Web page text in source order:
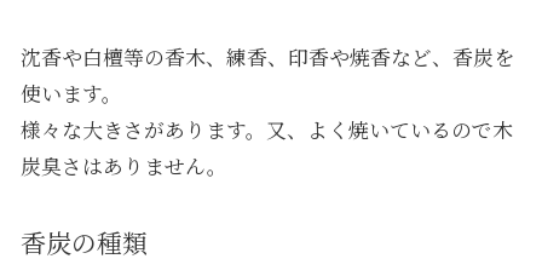
沈香や白檀等の香木、練香、印香や焼香など、香炭を
使います。
様々な大きさがあります。又、よく焼いているので木
炭臭さはありません。
香炭の種類